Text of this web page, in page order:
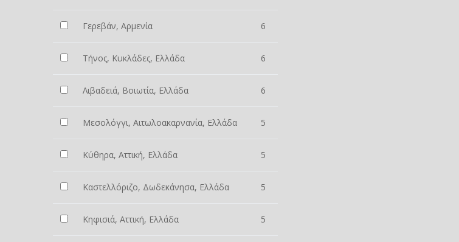
Γερεβάν, Αρμενία 6
Τήνος, Κυκλάδες, Ελλάδα 6
Λιβαδειά, Βοιωτία, Ελλάδα 6
Μεσολόγγι, Αιτωλοακαρνανία, Ελλάδα 5
Κύθηρα, Αττική, Ελλάδα 5
Καστελλόριζο, Δωδεκάνησα, Ελλάδα 5
Κηφισιά, Αττική, Ελλάδα 5